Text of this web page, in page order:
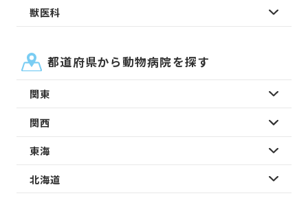
獣医科
都道府県から動物病院を探す
関東
関西
東海
北海道